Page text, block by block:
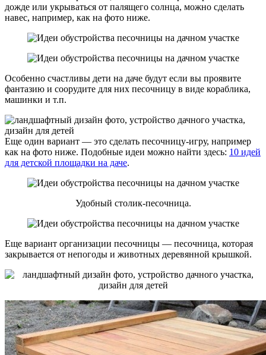
дожде или укрываться от палящего солнца, можно сделать
навес, например, как на фото ниже.
Особенно счастливы дети на даче будут если вы проявите
фантазию и соорудите для них песочницу в виде кораблика,
машинки и т.п.
Еще один вариант — это сделать песочницу-игру, например
как на фото ниже. Подобные идеи можно найти здесь: 10 идей
для детской площадки на даче.
Удобный столик-песочница.
Еще вариант организации песочницы — песочница, которая
закрывается от непогоды и животных деревянной крышкой.